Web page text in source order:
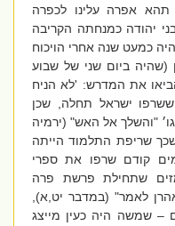
אפרה עלינו לכפרה
יהודה כמנחתה הקריבה
כמעט שנה אחרי הויכוח
ביום שני של שבוע
את המדרש: 'לא הניח
ישראל תחלה, שכן
"והשלך אל האש" (ירמיה
שריפת התלמוד הייתה
קודם שרפו את ספרי
שתחילת פרשת פרה
לאמר" (במדבר יט,א),
שמשה היה כעין מייצג